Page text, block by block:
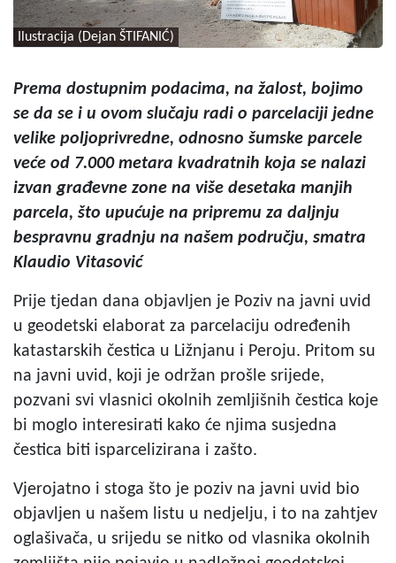
Ilustracija (Dejan ŠTIFANIĆ)
Prema dostupnim podacima, na žalost, bojimo
se da se i u ovom slučaju radi o parcelaciji jedne
velike poljoprivredne, odnosno šumske parcele
veće od 7.000 metara kvadratnih koja se nalazi
izvan građevne zone na više desetaka manjih
parcela, što upućuje na pripremu za daljnju
bespravnu gradnju na našem području, smatra
Klaudio Vitasović
Prije tjedan dana objavljen je Poziv na javni uvid
u geodetski elaborat za parcelaciju određenih
katastarskih čestica u Ližnjanu i Peroju. Pritom su
na javni uvid, koji je održan prošle srijede,
pozvani svi vlasnici okolnih zemljišnih čestica koje
bi moglo interesirati kako će njima susjedna
čestica biti isparcelizirana i zašto.
Vjerojatno i stoga što je poziv na javni uvid bio
objavljen u našem listu u nedjelju, i to na zahtjev
oglašivača, u srijedu se nitko od vlasnika okolnih